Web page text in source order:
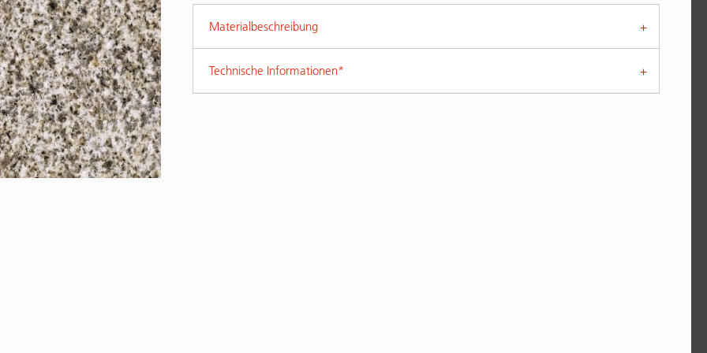
Materialbeschreibung
Technische Informationen*